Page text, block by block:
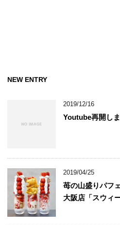
NEW ENTRY
2019/12/16
Youtube再開しま
2019/04/25
苺の山盛りパフ
大阪店「スウィ